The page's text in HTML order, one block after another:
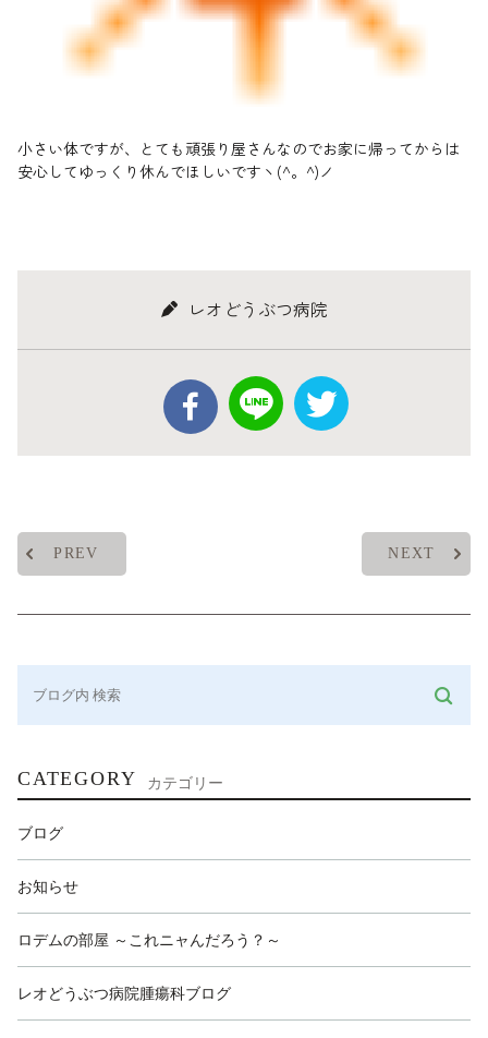
小さい体ですが、とても頑張り屋さんなのでお家に帰ってからは
安心してゆっくり休んでほしいですヽ(^。^)ノ
レオどうぶつ病院
PREV NEXT
CATEGORY カテゴリー
ブログ
お知らせ
ロデムの部屋 ～これニャんだろう？～
レオどうぶつ病院腫瘍科ブログ